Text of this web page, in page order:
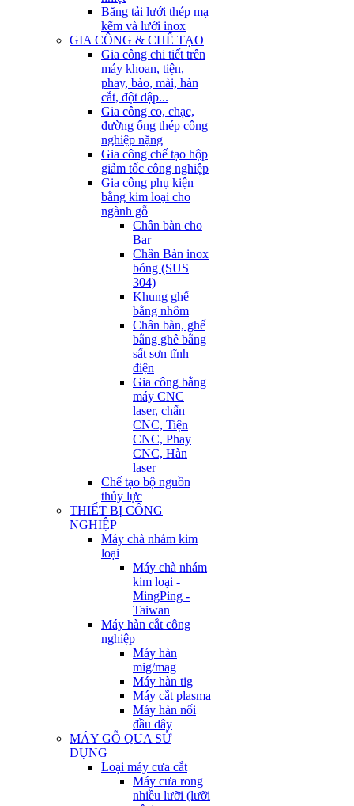
Băng tải lưới thép mạ
kẽm và lưới inox
GIA CÔNG & CHẾ TẠO
Gia công chi tiết trên
máy khoan, tiện,
phay, bào, mài, hàn
cắt, đột dập...
Gia công co, chạc,
đường ống thép công
nghiệp nặng
Gia công chế tạo hộp
giảm tốc công nghiệp
Gia công phụ kiện
bằng kim loại cho
ngành gỗ
Chân bàn cho
Bar
Chân Bàn inox
bóng (SUS
304)
Khung ghế
bằng nhôm
Chân bàn, ghế
bằng ghê bằng
sất sơn tĩnh
điện
Gia công bằng
máy CNC
laser, chấn
CNC, Tiện
CNC, Phay
CNC, Hàn
laser
Chế tạo bộ nguồn
thủy lực
THIẾT BỊ CÔNG
NGHIỆP
Máy chà nhám kim
loại
Máy chà nhám
kim loại -
MingPing -
Taiwan
Máy hàn cắt công
nghiệp
Máy hàn
mig/mag
Máy hàn tig
Máy cắt plasma
Máy hàn nối
đầu dây
MÁY GỖ QUA SỬ
DỤNG
Loại máy cưa cắt
Máy cưa rong
nhiều lưỡi (lưỡi